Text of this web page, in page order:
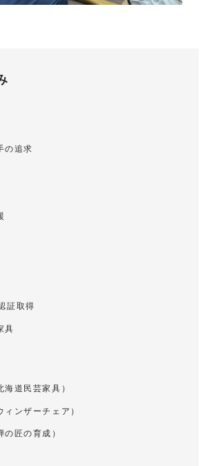
の追求
証取得
具
海道民芸家具）
ィンザーチェア）
の匠の育成）